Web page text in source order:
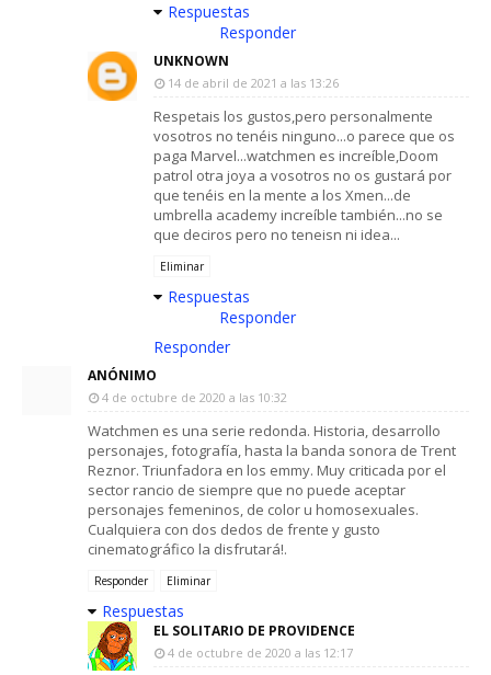
Respuestas
Responder
UNKNOWN
14 de abril de 2021 a las 13:26
Respetais los gustos,pero personalmente
vosotros no tenéis ninguno...o parece que os
paga Marvel...watchmen es increíble,Doom
patrol otra joya a vosotros no os gustará por
que tenéis en la mente a los Xmen...de
umbrella academy increíble también...no se
que deciros pero no teneisn ni idea...
Eliminar
Respuestas
Responder
Responder
ANÓNIMO
4 de octubre de 2020 a las 10:32
Watchmen es una serie redonda. Historia, desarrollo
personajes, fotografía, hasta la banda sonora de Trent
Reznor. Triunfadora en los emmy. Muy criticada por el
sector rancio de siempre que no puede aceptar
personajes femeninos, de color u homosexuales.
Cualquiera con dos dedos de frente y gusto
cinematográfico la disfrutará!.
Responder Eliminar
Respuestas
EL SOLITARIO DE PROVIDENCE
4 de octubre de 2020 a las 12:17